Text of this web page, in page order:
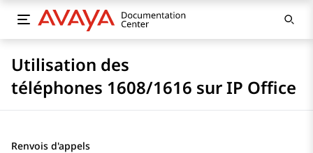
Utilisation des
téléphones 1608/1616 sur IP Office
Renvois d'appels